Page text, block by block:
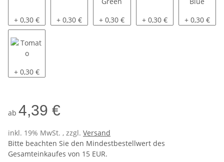
Yellow
+ 0,30 € Mint
+ 0,30 € Fern Green
+ 0,30 € Pacific
+ 0,30 € Sky Blue
+ 0,30 €
Tomato
+ 0,30 €
ab 4,39 €
inkl. 19% MwSt. , zzgl. Versand
Bitte beachten Sie den Mindestbestellwert des
Gesamteinkaufes von 15 EUR.